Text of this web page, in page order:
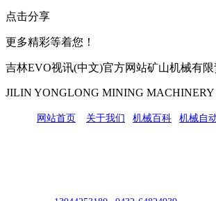
点击分享
更多精彩等着您！
吉林EVO视讯(中文)官方网站矿山机械有限
JILIN YONGLONG MINING MACHINERY
网站首页 关于我们 机械百科 机械自